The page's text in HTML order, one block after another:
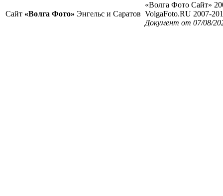
Сайт «Волга Фото» Энгельс и Саратов
«Волга Фото Сайт»
VolgaFoto.RU 2007-
Документ от 07/08/